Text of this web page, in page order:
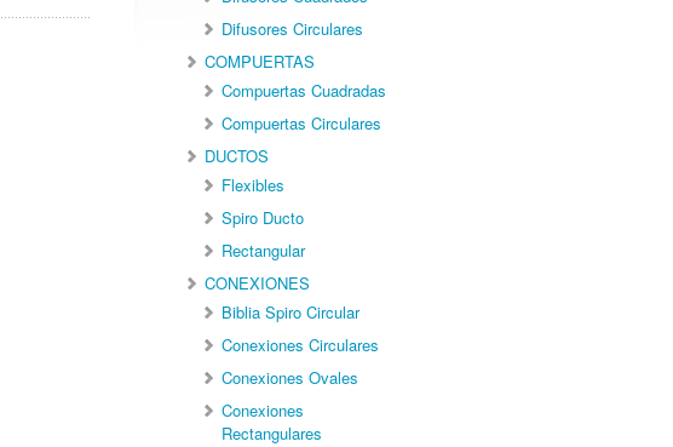
Difusores Circulares
COMPUERTAS
Compuertas Cuadradas
Compuertas Circulares
DUCTOS
Flexibles
Spiro Ducto
Rectangular
CONEXIONES
Biblia Spiro Circular
Conexiones Circulares
Conexiones Ovales
Conexiones
Rectangulares